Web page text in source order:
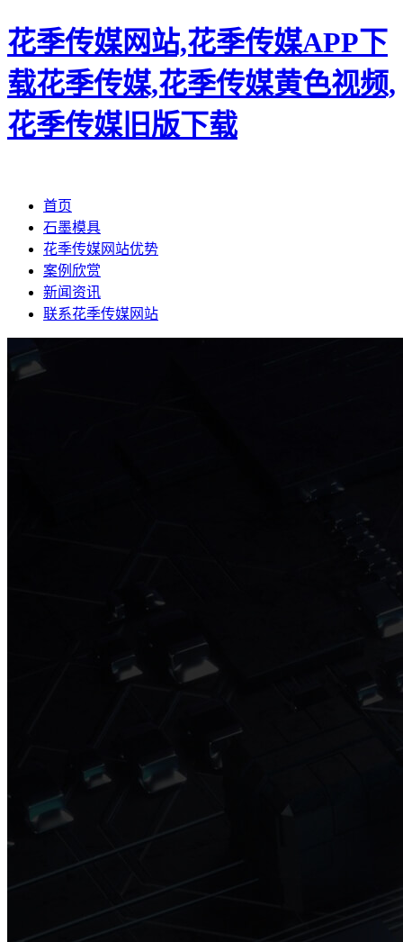
花季传媒网站,花季传媒APP下
载花季传媒,花季传媒黄色视频,
花季传媒旧版下载
首页
石墨模具
花季传媒网站优势
案例欣赏
新闻资讯
联系花季传媒网站